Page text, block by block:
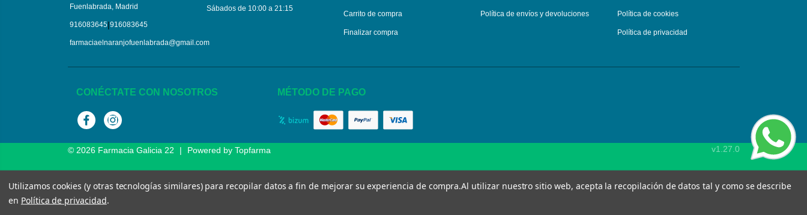
Fuenlabrada, Madrid
916083645|916083645
farmaciaelnaranjofuenlabrada@gmail.com
Sábados de 10:00 a 21:15
Carrito de compra
Finalizar compra
Política de envíos y devoluciones Política de cookies
Política de privacidad
CONÉCTATE CON NOSOTROS
FacebookInstagram
MÉTODO DE PAGO
© 2026 Farmacia Galicia 22 | Powered by Topfarma v1.27.0
Utilizamos cookies (y otras tecnologías similares) para recopilar datos a fin de mejorar su experiencia de compra.Al utilizar nuestro sitio web, acepta la recopilación de datos tal y como se describe
en Política de privacidad.